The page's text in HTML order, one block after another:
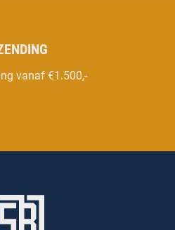
vanaf €1.500,-